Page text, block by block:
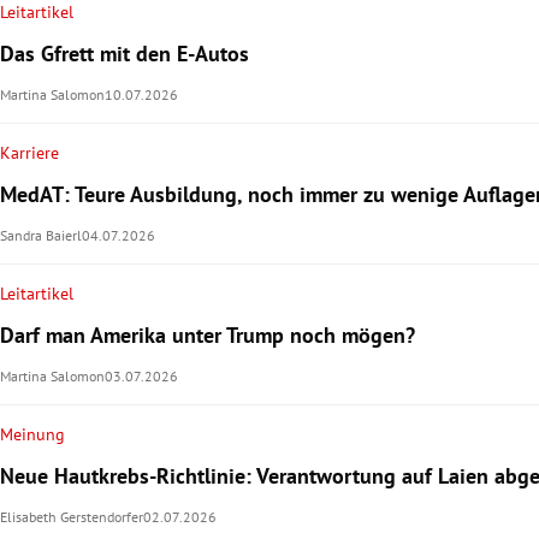
Leitartikel
Das Gfrett mit den E-Autos
Martina Salomon10.07.2026
Karriere
MedAT: Teure Ausbildung, noch immer zu wenige
Sandra Baierl04.07.2026
Leitartikel
Darf man Amerika unter Trump noch mögen?
Martina Salomon03.07.2026
Meinung
Neue Hautkrebs-Richtlinie: Verantwortung auf Laien
Elisabeth Gerstendorfer02.07.2026